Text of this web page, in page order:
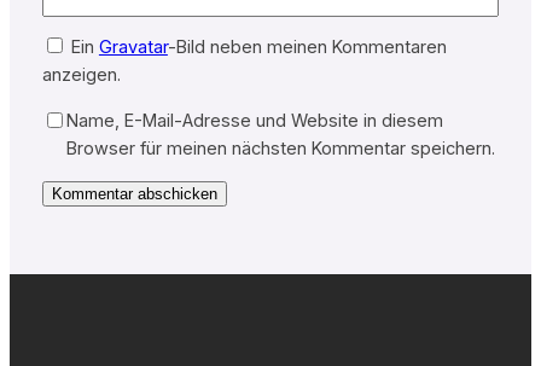
Ein Gravatar-Bild neben meinen Kommentaren
anzeigen.
Name, E-Mail-Adresse und Website in diesem
Browser für meinen nächsten Kommentar speichern.